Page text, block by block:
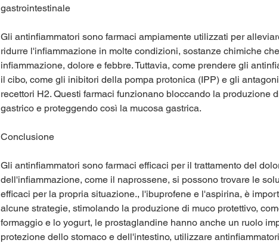
gastrointestinale
Gli antinfiammatori sono farmaci ampiamente utilizzati per
ridurre l'infiammazione in molte condizioni, sostanze chimiche
infiammazione, dolore e febbre. Tuttavia, come prendere gli
il cibo, come gli inibitori della pompa protonica (IPP) e gli
recettori H2. Questi farmaci funzionano bloccando la produzione
gastrico e proteggendo così la mucosa gastrica.
Conclusione
Gli antinfiammatori sono farmaci efficaci per il trattamento del
dell'infiammazione, come il naprossene, si possono trovare le
efficaci per la propria situazione., l'ibuprofene e l'aspirina, è
alcune strategie, stimolando la produzione di muco protettivo,
formaggio e lo yogurt, le prostaglandine hanno anche un ruolo
protezione dello stomaco e dell'intestino, utilizzare